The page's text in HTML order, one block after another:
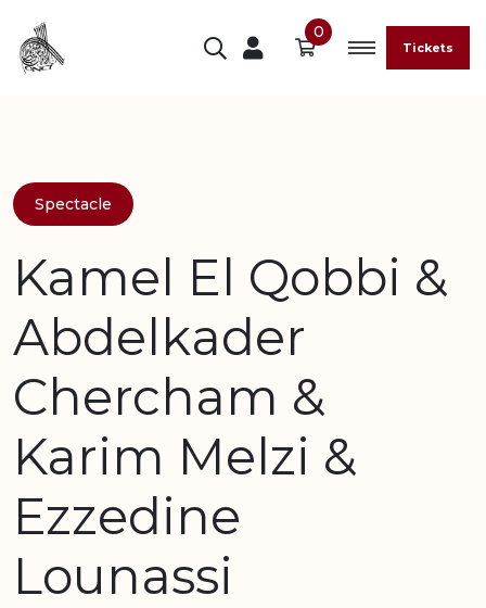
0
Tickets
Spectacle
Kamel El Qobbi &
Abdelkader
Chercham &
Karim Melzi &
Ezzedine
Lounassi